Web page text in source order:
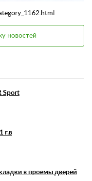
новостей
Sport
г.в
в проемы дверей